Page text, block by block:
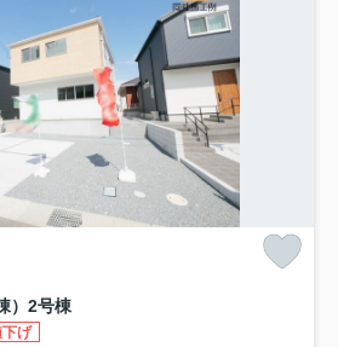
）2号棟
げ